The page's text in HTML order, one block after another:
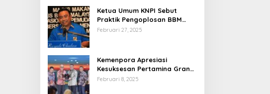
Ketua Umum KNPI Sebut
Praktik Pengoplosan BBM
Cederai Kepercayaan
Februari 27, 2025
Kemenpora Apresiasi
Kesuksesan Pertamina Grand
Prix of Indonesia 2024
Februari 8, 2025